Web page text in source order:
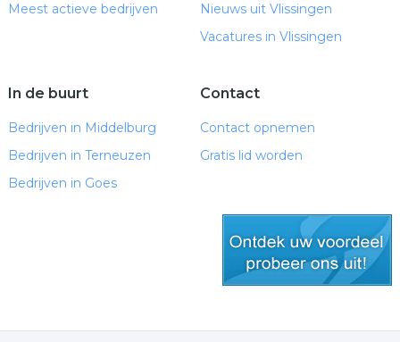
Meest actieve bedrijven
Nieuws uit Vlissingen
Vacatures in Vlissingen
In de buurt
Bedrijven in Middelburg
Bedrijven in Terneuzen
Bedrijven in Goes
Contact
Contact opnemen
Gratis lid worden